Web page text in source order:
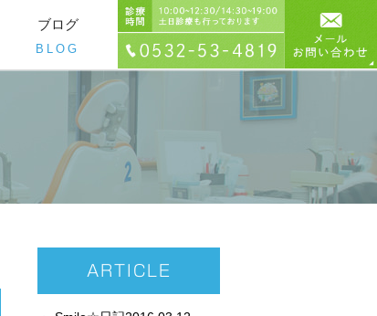
ブログ
BLOG
ARTICLE